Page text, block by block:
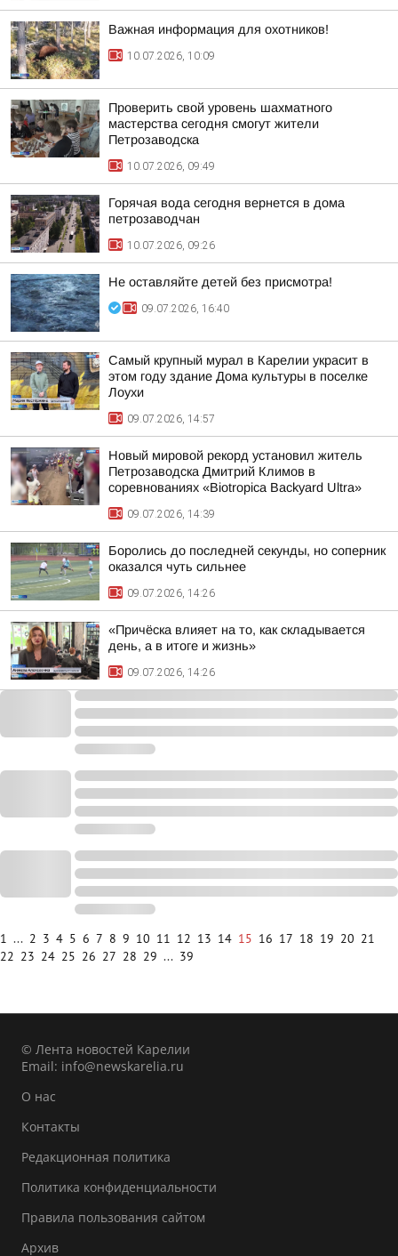
Важная информация для охотников!
10.07.2026, 10:09
Проверить свой уровень шахматного
мастерства сегодня смогут жители
Петрозаводска
10.07.2026, 09:49
Горячая вода сегодня вернется в дома
петрозаводчан
10.07.2026, 09:26
Не оставляйте детей без присмотра!
09.07.2026, 16:40
Самый крупный мурал в Карелии украсит в
этом году здание Дома культуры в поселке
Лоухи
09.07.2026, 14:57
Новый мировой рекорд установил житель
Петрозаводска Дмитрий Климов в
соревнованиях «Biotropica Вackyard Ultra»
09.07.2026, 14:39
Боролись до последней секунды, но соперник
оказался чуть сильнее
09.07.2026, 14:26
«Причёска влияет на то, как складывается
день, а в итоге и жизнь»
09.07.2026, 14:26
1 ... 2 3 4 5 6 7 8 9 10 11 12 13 14 15 16 17 18 19 20 21
22 23 24 25 26 27 28 29 ... 39
© Лента новостей Карелии
Email: info@newskarelia.ru
О нас
Контакты
Редакционная политика
Политика конфиденциальности
Правила пользования сайтом
Архив